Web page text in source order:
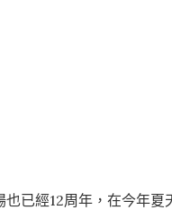
已經12周年，在今年夏